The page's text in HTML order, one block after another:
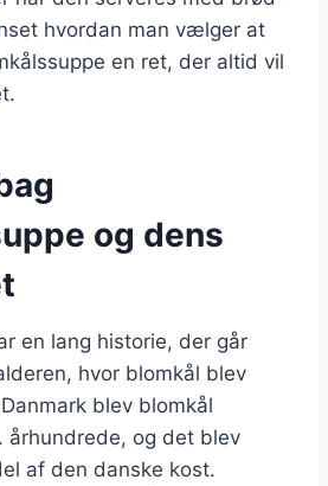
hvordan man vælger at
en ret, der altid vil
og dens
en lang historie, der går
hvor blomkål blev
blev blomkål
og det blev
af den danske kost.